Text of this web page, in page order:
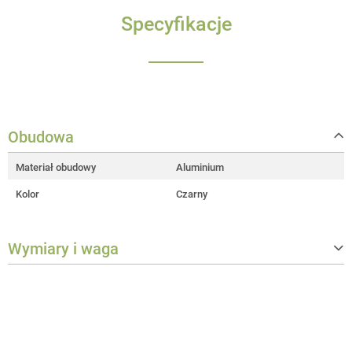
Specyfikacje
Obudowa
Materiał obudowy Aluminium
Kolor Czarny
Wymiary i waga